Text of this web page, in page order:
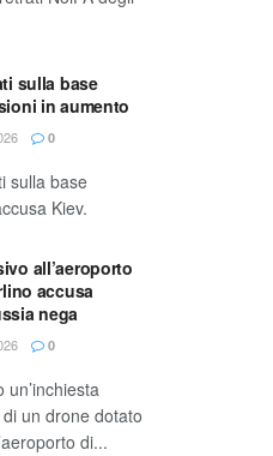
sulla base
in aumento
0
sulla base
Kiev.
all’aeroporto
accusa
nega
0
un drone dotato
di...